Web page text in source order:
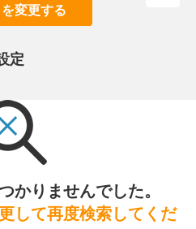
変更する
定
かりませんでした。
して再度検索してくだ